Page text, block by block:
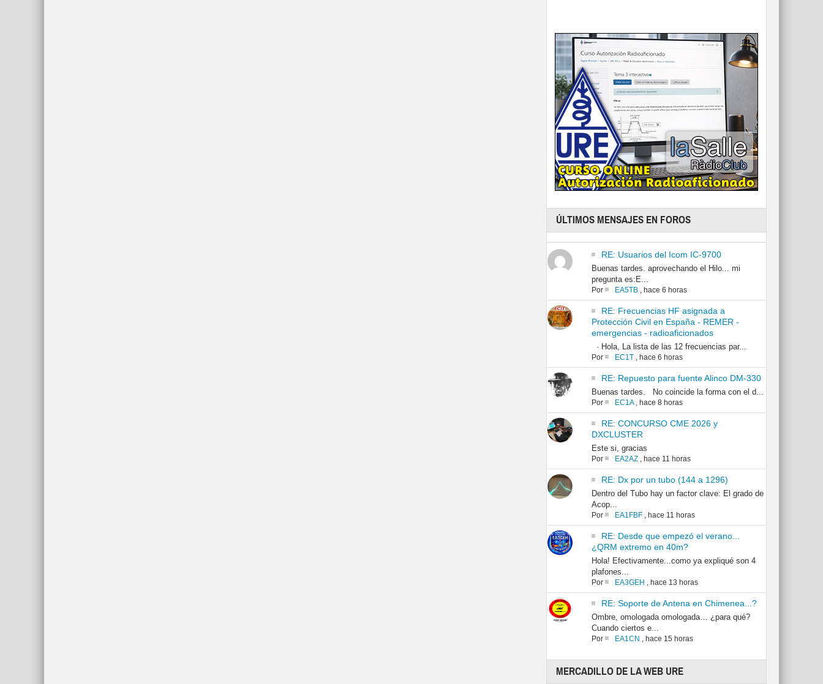
ÚLTIMOS MENSAJES EN FOROS
RE: Usuarios del Icom IC-9700
Buenas tardes. aprovechando el Hilo... mi
pregunta es:E...
Por EA5TB, hace 6 horas
RE: Frecuencias HF asignada a
Protección Civil en España - REMER -
emergencias - radioaficionados
· Hola, La lista de las 12 frecuencias par...
Por EC1T, hace 6 horas
RE: Repuesto para fuente Alinco DM-330
Buenas tardes. No coincide la forma con el d...
Por EC1A, hace 8 horas
RE: CONCURSO CME 2026 y
DXCLUSTER
Este si, gracias
Por EA2AZ, hace 11 horas
RE: Dx por un tubo (144 a 1296)
Dentro del Tubo hay un factor clave: El grado de
Acop...
Por EA1FBF, hace 11 horas
RE: Desde que empezó el verano...
¿QRM extremo en 40m?
Hola! Efectivamente...como ya expliqué son 4
plafones...
Por EA3GEH , hace 13 horas
RE: Soporte de Antena en Chimenea...?
Ombre, omologada omologada… ¿para qué?
Cuando ciertos e...
Por EA1CN , hace 15 horas
MERCADILLO DE LA WEB URE